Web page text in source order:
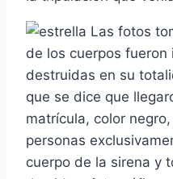
Las fotos
de los cuerpos
destruidas en su
que se dice que
matrí­cula, color
personas
cuerpo de la sirena y